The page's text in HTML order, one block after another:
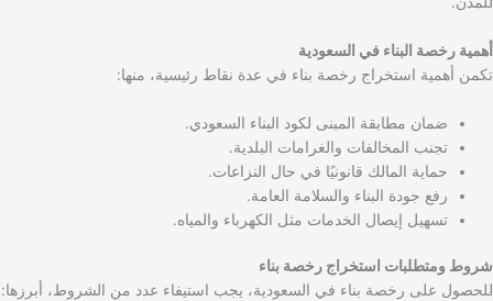
أهمية رخصة البناء في السعودية
تكمن أهمية استخراج رخصة بناء في عدة نقاط رئيسية، منها:
ضمان مطابقة المبنى لكود البناء السعودي.
تجنب المخالفات والغرامات البلدية.
حماية المالك قانونيًا في حال النزاعات.
رفع جودة البناء والسلامة العامة.
تسهيل إيصال الخدمات مثل الكهرباء والمياه.
شروط ومتطلبات استخراج رخصة بناء
للحصول على رخصة بناء في السعودية، يجب استيفاء عدد من الشروط، أبرزها: